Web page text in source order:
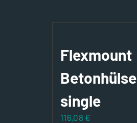
Flexmount
Betonhülse
single
116,08 €